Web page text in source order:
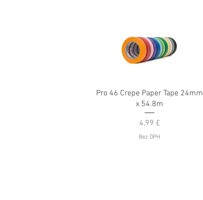
Rychlý náhled
Pro 46 Crepe Paper Tape 24mm
x 54.8m
Cena
4,99 £
Bez DPH